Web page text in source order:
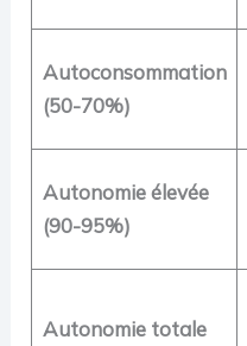
Autoconsommation
(50-70%)
Autonomie élevée
(90-95%)
Autonomie totale